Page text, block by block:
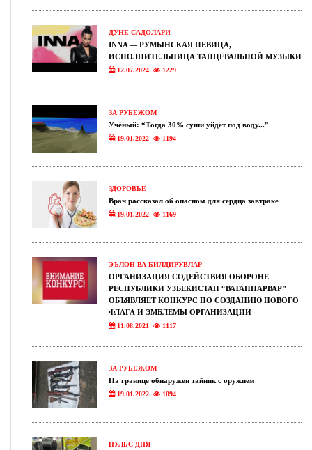
ДУНЁ САДОЛАРИ
INNA — РУМЫНСКАЯ ПЕВИЦА,
ИСПОЛНИТЕЛЬНИЦА ТАНЦЕВАЛЬНОЙ МУЗЫКИ
12.07.2024 1229
ЗА РУБЕЖОМ
Учёный: “Тогда 30% суши уйдёт под воду...”
19.01.2022 1194
ЗДОРОВЬЕ
Врач рассказал об опасном для сердца завтраке
19.01.2022 1169
ЭЪЛОН ВА БИЛДИРУВЛАР
ОРГАНИЗАЦИЯ СОДЕЙСТВИЯ ОБОРОНЕ
РЕСПУБЛИКИ УЗБЕКИСТАН “ВАТАНПАРВАР”
ОБЪЯВЛЯЕТ КОНКУРС ПО СОЗДАНИЮ НОВОГО
ФЛАГА И ЭМБЛЕМЫ ОРГАНИЗАЦИИ
11.08.2021 1117
ЗА РУБЕЖОМ
На границе обнаружен тайник с оружием
19.01.2022 1094
ПУЛЬС ДНЯ